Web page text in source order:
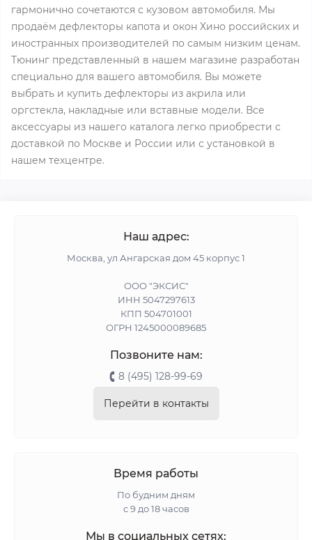
гармонично сочетаются с кузовом автомобиля. Мы
продаём дефлекторы капота и окон Хино российских и
иностранных производителей по самым низким ценам.
Тюнинг представленный в нашем магазине разработан
специально для вашего автомобиля. Вы можете
выбрать и купить дефлекторы из акрила или
оргстекла, накладные или вставные модели. Все
аксессуары из нашего каталога легко приобрести с
доставкой по Москве и России или с установкой в
нашем техцентре.
Наш адрес:
Москва, ул Ангарская дом 45 корпус 1
ООО "ЭКСИС"
ИНН 5047297613
КПП 504701001
ОГРН 1245000089685
Позвоните нам:
8 (495) 128-99-69
Перейти в контакты
Время работы
По будним дням
с 9 до 18 часов
Мы в социальных сетях: